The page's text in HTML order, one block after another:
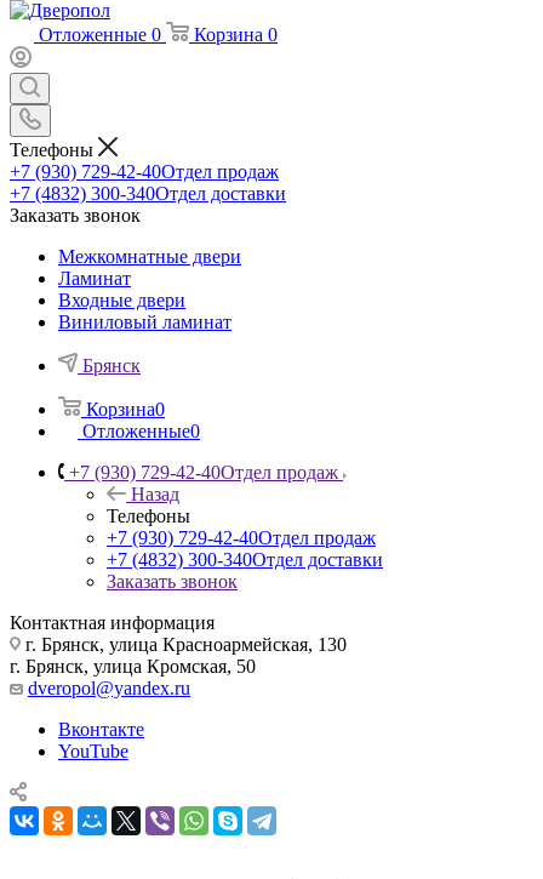
Отложенные 0 Корзина 0
Телефоны
+7 (930) 729-42-40Отдел продаж
+7 (4832) 300-340Отдел доставки
Заказать звонок
Межкомнатные двери
Ламинат
Входные двери
Виниловый ламинат
Брянск
Корзина0
Отложенные0
+7 (930) 729-42-40Отдел продаж
Назад
Телефоны
+7 (930) 729-42-40Отдел продаж
+7 (4832) 300-340Отдел доставки
Заказать звонок
Контактная информация
г. Брянск, улица Красноармейская, 130
г. Брянск, улица Кромская, 50
dveropol@yandex.ru
Вконтакте
YouTube